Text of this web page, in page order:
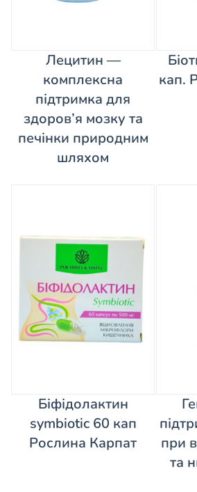
Лецитин —
комплексна
підтримка для
здоров’я мозку та
печінки природним
шляхом
кап.
Біфідолактин
symbiotic 60 кап
Рослина Карпат
при
та